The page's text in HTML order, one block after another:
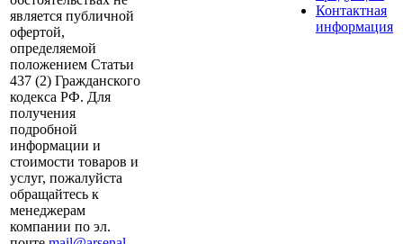
является публичной
офертой,
определяемой
положением Статьи
437 (2) Гражданского
кодекса РФ. Для
получения
подробной
информации и
стоимости товаров и
услуг, пожалуйста
обращайтесь к
менеджерам
компании по эл.
Контактная
информация